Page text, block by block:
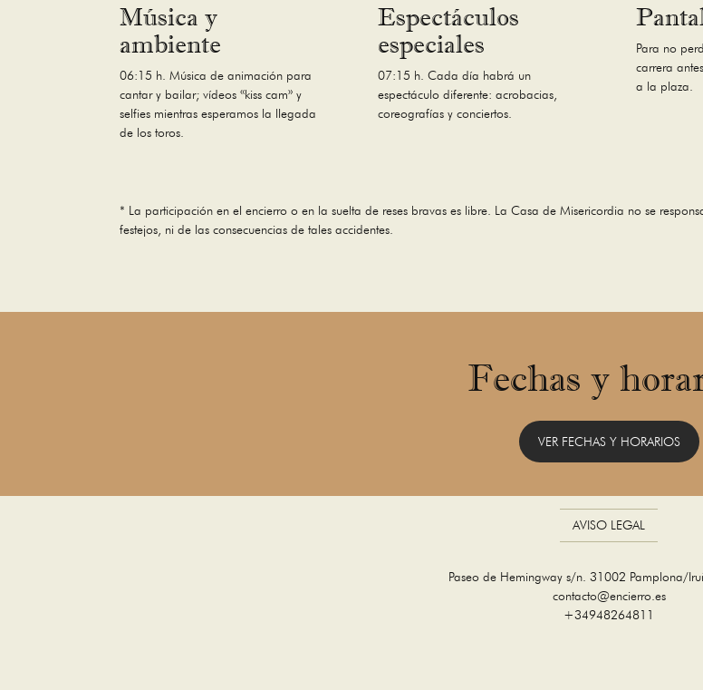
Música y
ambiente
06:15 h. Música de animación para
cantar y bailar; vídeos «kiss cam» y
selfies mientras esperamos la llegada
de los toros.
Espectáculos
especiales
07:15 h. Cada día habrá un
espectáculo diferente: acrobacias,
coreografías y conciertos.
Para no
carrera
a la plaza.
* La participación en el encierro o en la suelta de reses bravas es libre. La Casa de Misericordia no se
festejos, ni de las consecuencias de tales accidentes.
Fechas y
VER FECHAS Y HORARIOS
AVISO LEGAL
Paseo de Hemingway s/n. 31002 Pamplona/
contacto@encierro.es
+34948264811